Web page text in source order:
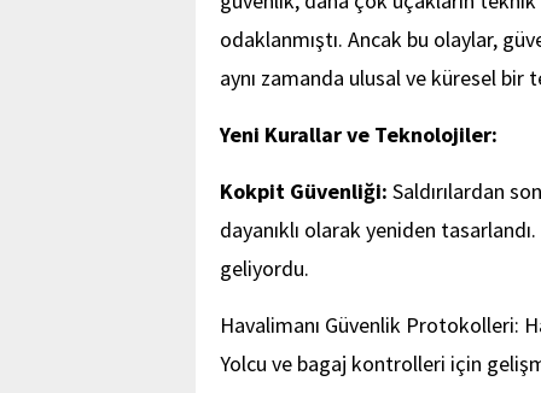
odaklanmıştı. Ancak bu olaylar,
aynı zamanda ulusal ve küresel bir
Yeni Kurallar ve Teknolojiler:
Kokpit Güvenliği: Saldırılardan
dayanıklı olarak yeniden
geliyordu.
Havalimanı Güvenlik Protokolleri:
Yolcu ve bagaj kontrolleri için